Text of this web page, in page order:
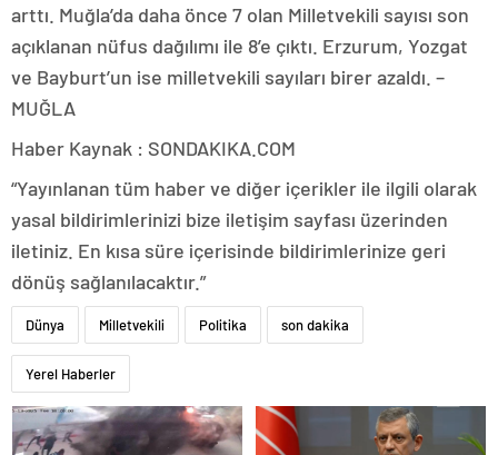
arttı. Muğla’da daha önce 7 olan Milletvekili sayısı son
açıklanan nüfus dağılımı ile 8’e çıktı. Erzurum, Yozgat
ve Bayburt’un ise milletvekili sayıları birer azaldı. –
MUĞLA
Haber Kaynak : SONDAKIKA.COM
“Yayınlanan tüm haber ve diğer içerikler ile ilgili olarak
yasal bildirimlerinizi bize iletişim sayfası üzerinden
iletiniz. En kısa süre içerisinde bildirimlerinize geri
dönüş sağlanılacaktır.”
Dünya Milletvekili Politika son dakika
Yerel Haberler